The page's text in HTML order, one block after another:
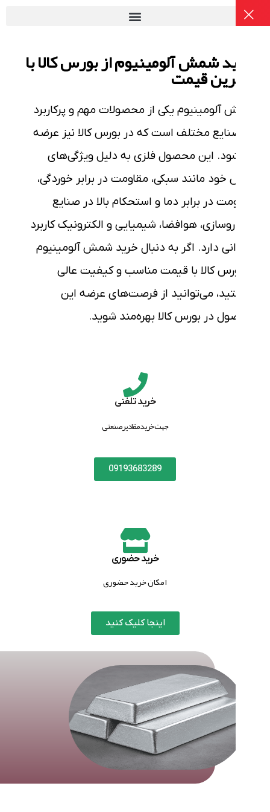
شمش آلومینیوم از بورس کالا با
قیمت
آلومینیومیکی از محصولات مهم و پرکاربرد
مختلف است که دربورس کالانیز عرضه
این محصول فلزی به دلیل ویژگی‌های
خود مانندسبکی، مقاومت در برابر خوردگی ،
در برابر دماواستحکام بالادرصنایع
هوافضا، شیمیاییوالکترونیککاربرد
دارد. اگر به دنبالخریدشمش آلومینیوم
کالاباقیمت مناسب وکیفیت عالی
می‌توانید از فرصت‌های عرضه این
دربورس کالابهره‌مند شوید.
خرید تلفنی
جهت خرید مقادیر صنعتی
09193683289
خرید حضوری
امکان خرید حضوری
اینجا کلیک کنید